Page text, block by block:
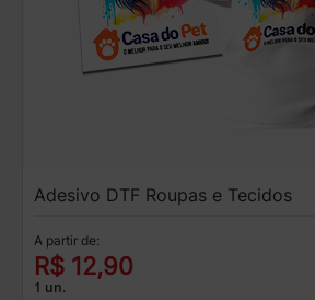
Adesivo DTF Roupas e Tecidos
A partir de:
R$ 12,90
1 un.